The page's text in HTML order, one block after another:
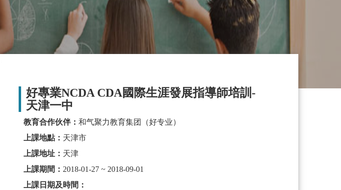
好專業NCDA CDA國際生涯發展指導師培訓-
天津一中
教育合作伙伴： 和气聚力教育集团（好专业）
上課地點： 天津市
上課地址： 天津
上課期間： 2018-01-27 ~ 2018-09-01
上課日期及時間：